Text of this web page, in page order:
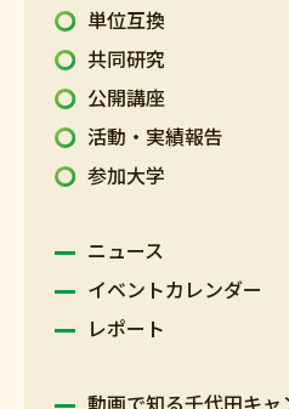
単位互換
共同研究
公開講座
活動・実績報告
参加大学
ニュース
イベントカレンダー
レポート
動画で知る千代田キャ